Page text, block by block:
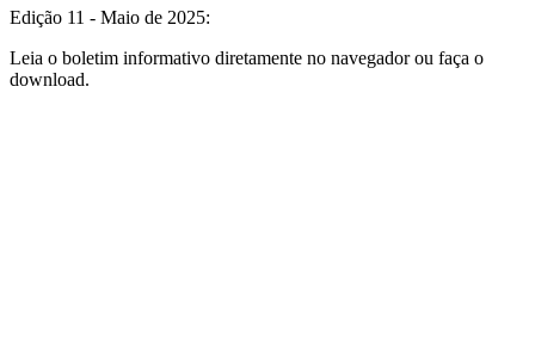
Edição 11 - Maio de 2025:
Leia o boletim informativo diretamente no navegador ou faça o
download.